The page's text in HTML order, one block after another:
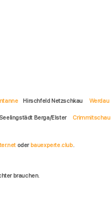
Hirschfeld Netzschkau Werdau
Seelingstädt Berga/Elster Crimmitschau
oder bauexperte.club.
brauchen.